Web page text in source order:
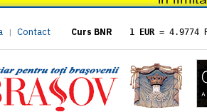
| Contact Curs BNR 1 EUR = 4.9774
= 5.8304
1 XAU= 464.4611
1 AED= 1.1933
1 AUD= 2.7957
1 BGN= 2.5449